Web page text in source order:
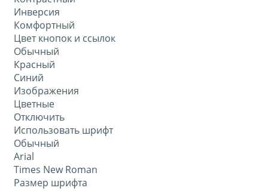
Инверсия
Комфортный
Цвет кнопок и ссылок
Обычный
Красный
Синий
Изображения
Цветные
Отключить
Использовать шрифт
Обычный
Arial
Times New Roman
Размер шрифта